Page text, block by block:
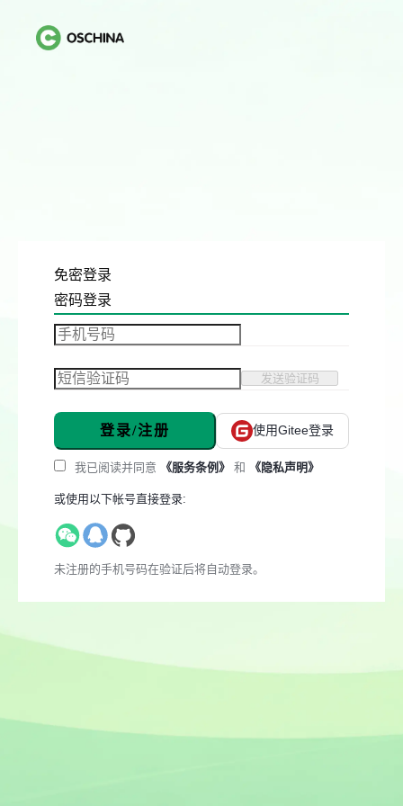
免密登录
密码登录
发送验证码
登录/注册 使用Gitee登录
我已阅读并同意 《服务条例》 和 《隐私声明》
或使用以下帐号直接登录:
未注册的手机号码在验证后将自动登录。